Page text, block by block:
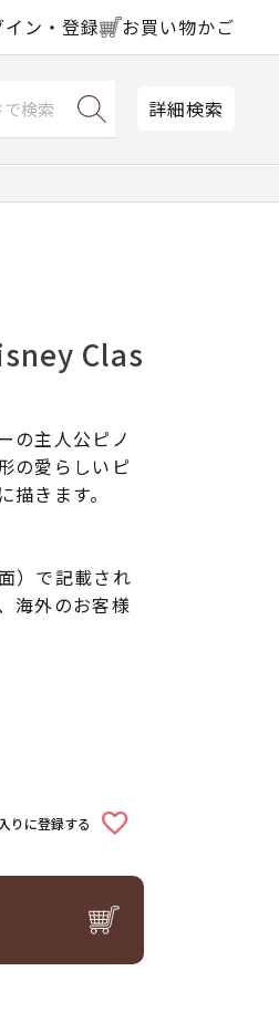
イン・登録 お買い物かご
詳細検索
Clas
の主人公ピノ
の愛らしいピ
きます。
）で記載され
海外のお客様
りに登録する